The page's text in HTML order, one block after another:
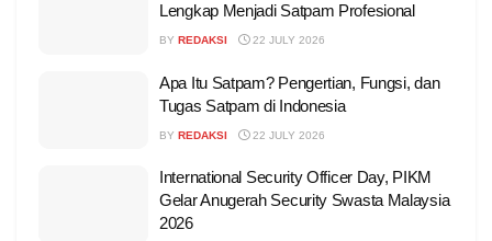
Lengkap Menjadi Satpam Profesional
BY REDAKSI 22 JULY 2026
Apa Itu Satpam? Pengertian, Fungsi, dan
Tugas Satpam di Indonesia
BY REDAKSI 22 JULY 2026
International Security Officer Day, PIKM
Gelar Anugerah Security Swasta Malaysia
2026